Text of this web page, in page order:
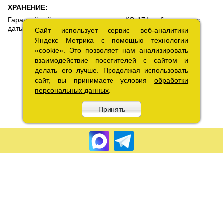
ХРАНЕНИЕ:
Гарантийный срок хранения эмали КО-174 — 6 месяцев с
даты производства.
Сайт использует сервис веб-аналитики
Яндекс Метрика с помощью технологии
«cookie». Это позволяет нам анализировать
взаимодействие посетителей с сайтом и
делать его лучше. Продолжая использовать
сайт, вы принимаете условия обработки
персональных данных
Принять
Сайт использует сервис веб-аналитики
Яндекс Метрика с помощью технологии
«cookie». Это позволяет нам анализировать
взаимодействие посетителей с сайтом и
делать его лучше. Продолжая использовать
сайт, вы принимаете условия обработки
персональных данных
Принять